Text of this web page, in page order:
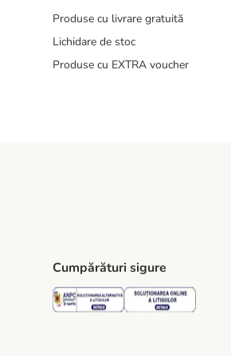
Produse cu livrare gratuită
Lichidare de stoc
Produse cu EXTRA voucher
Method
Cumpărături sigure
Security